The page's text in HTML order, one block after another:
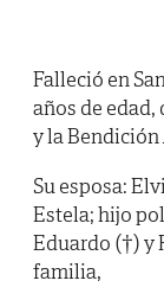
Falleció en
años de edad,
y la
Su esposa:
Estela; hijo
Eduardo (†) y
familia,